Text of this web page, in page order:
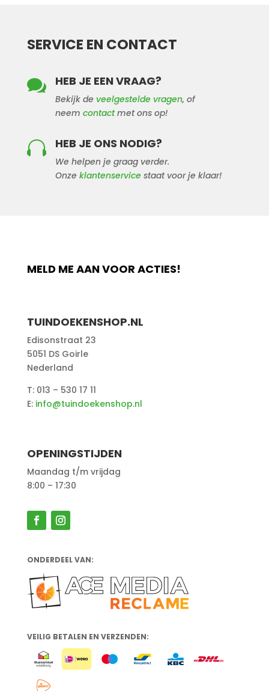
SERVICE EN CONTACT
 HEB JE EEN VRAAG?
Bekijk de veelgestelde vragen, of
neem contact met ons op!
 HEB JE ONS NODIG?
We helpen je graag verder.
Onze klantenservice staat voor je klaar!
MELD ME AAN VOOR ACTIES!
TUINDOEKENSHOP.NL
Edisonstraat 23
5051 DS Goirle
Nederland
T: 013 – 530 17 11
E: info@tuindoekenshop.nl
OPENINGSTIJDEN
Maandag t/m vrijdag
8:00 – 17:30
ONDERDEEL VAN:
VEILIG BETALEN EN VERZENDEN: